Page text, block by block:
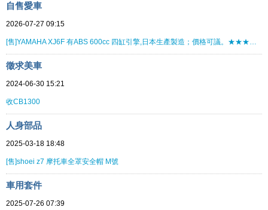
自售愛車
2026-07-27 09:15
[售]YAMAHA XJ6F 有ABS 600cc 四缸引擎,日本生產製造；價格可議。★★★★★★★★
徵求美車
2024-06-30 15:21
收CB1300
人身部品
2025-03-18 18:48
[售]shoei z7 摩托車全罩安全帽 M號
車用套件
2025-07-26 07:39